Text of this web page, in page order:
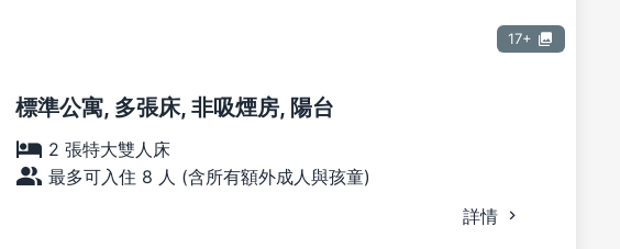
17+
標準公寓, 多張床, 非吸煙房, 陽台
2 張特大雙人床
最多可入住 8 人 (含所有額外成人與孩童)
詳情